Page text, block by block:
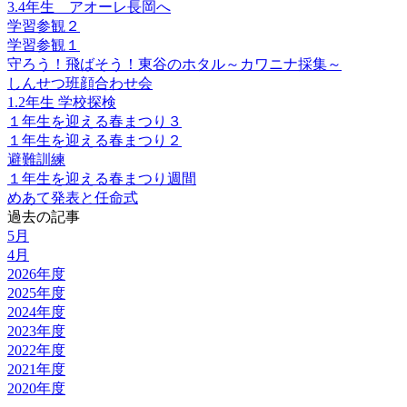
3.4年生 アオーレ長岡へ
学習参観２
学習参観１
守ろう！飛ばそう！東谷のホタル～カワニナ採集～
しんせつ班顔合わせ会
1.2年生 学校探検
１年生を迎える春まつり３
１年生を迎える春まつり２
避難訓練
１年生を迎える春まつり週間
めあて発表と任命式
過去の記事
5月
4月
2026年度
2025年度
2024年度
2023年度
2022年度
2021年度
2020年度